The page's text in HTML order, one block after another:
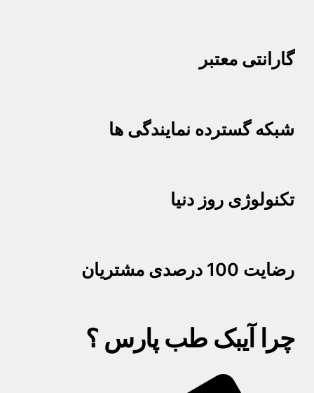
گارانتی معتبر
شبکه گسترده نمایندگی ها
تکنولوژی روز دنیا
رضایت 100 درصدی مشتریان
چرا آیبک طب پارس ؟